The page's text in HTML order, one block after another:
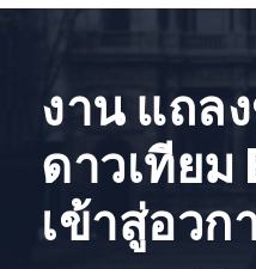
งาน แถล
ดาวเทียม
เข้าสู่อวก